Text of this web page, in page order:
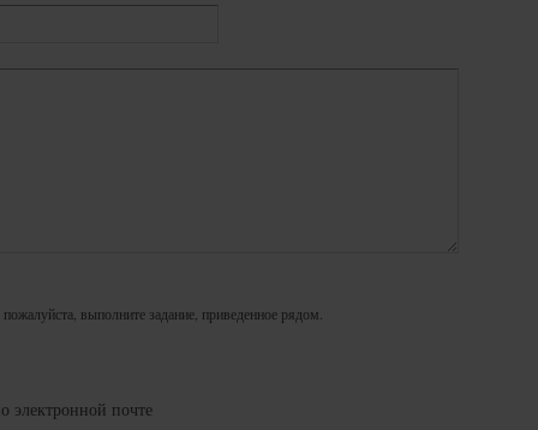
выполните задание, приведенное рядом.
электронной почте